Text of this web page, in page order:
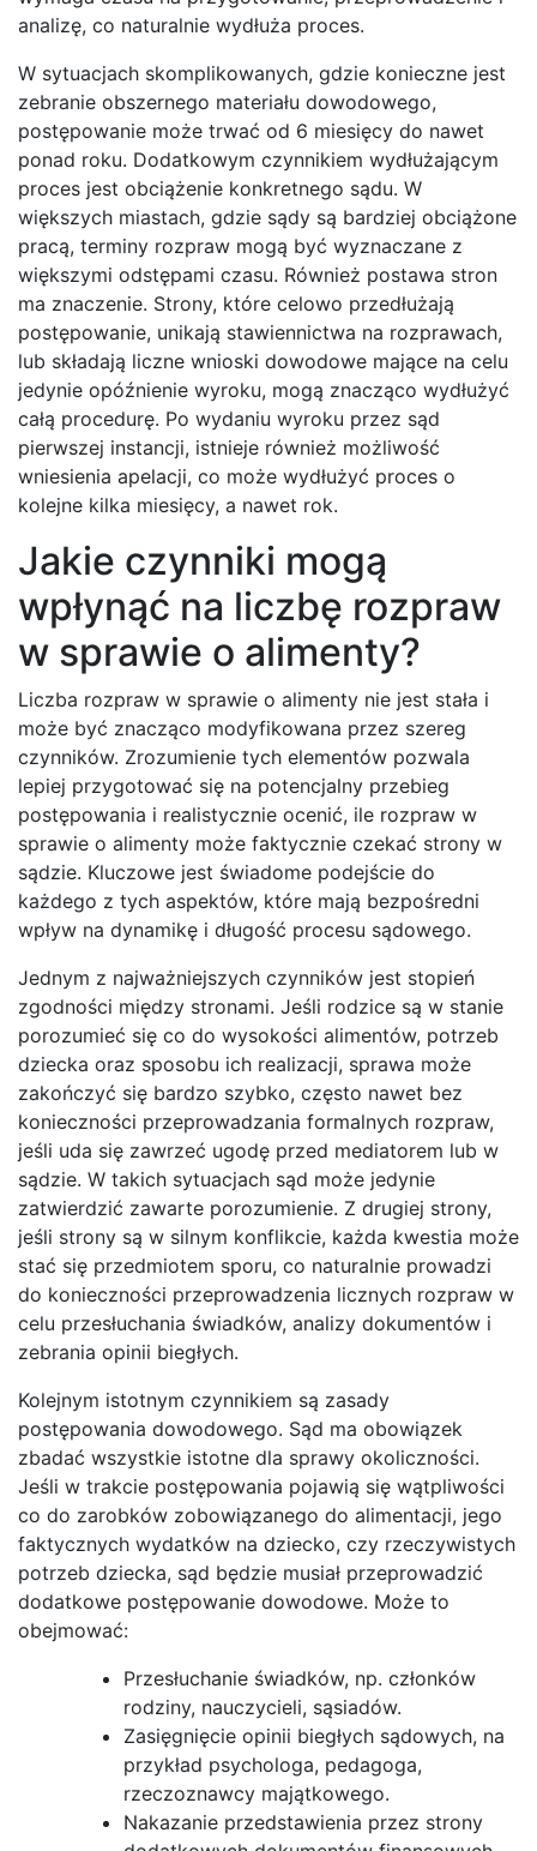
analizę, co naturalnie wydłuża proces.
W sytuacjach skomplikowanych, gdzie konieczne jest
zebranie obszernego materiału dowodowego,
postępowanie może trwać od 6 miesięcy do nawet
ponad roku. Dodatkowym czynnikiem wydłużającym
proces jest obciążenie konkretnego sądu. W
większych miastach, gdzie sądy są bardziej obciążone
pracą, terminy rozpraw mogą być wyznaczane z
większymi odstępami czasu. Również postawa stron
ma znaczenie. Strony, które celowo przedłużają
postępowanie, unikają stawiennictwa na rozprawach,
lub składają liczne wnioski dowodowe mające na celu
jedynie opóźnienie wyroku, mogą znacząco wydłużyć
całą procedurę. Po wydaniu wyroku przez sąd
pierwszej instancji, istnieje również możliwość
wniesienia apelacji, co może wydłużyć proces o
kolejne kilka miesięcy, a nawet rok.
Jakie czynniki mogą
wpłynąć na liczbę rozpraw
w sprawie o alimenty?
Liczba rozpraw w sprawie o alimenty nie jest stała i
może być znacząco modyfikowana przez szereg
czynników. Zrozumienie tych elementów pozwala
lepiej przygotować się na potencjalny przebieg
postępowania i realistycznie ocenić, ile rozpraw w
sprawie o alimenty może faktycznie czekać strony w
sądzie. Kluczowe jest świadome podejście do
każdego z tych aspektów, które mają bezpośredni
wpływ na dynamikę i długość procesu sądowego.
Jednym z najważniejszych czynników jest stopień
zgodności między stronami. Jeśli rodzice są w stanie
porozumieć się co do wysokości alimentów, potrzeb
dziecka oraz sposobu ich realizacji, sprawa może
zakończyć się bardzo szybko, często nawet bez
konieczności przeprowadzania formalnych rozpraw,
jeśli uda się zawrzeć ugodę przed mediatorem lub w
sądzie. W takich sytuacjach sąd może jedynie
zatwierdzić zawarte porozumienie. Z drugiej strony,
jeśli strony są w silnym konflikcie, każda kwestia może
stać się przedmiotem sporu, co naturalnie prowadzi
do konieczności przeprowadzenia licznych rozpraw w
celu przesłuchania świadków, analizy dokumentów i
zebrania opinii biegłych.
Kolejnym istotnym czynnikiem są zasady
postępowania dowodowego. Sąd ma obowiązek
zbadać wszystkie istotne dla sprawy okoliczności.
Jeśli w trakcie postępowania pojawią się wątpliwości
co do zarobków zobowiązanego do alimentacji, jego
faktycznych wydatków na dziecko, czy rzeczywistych
potrzeb dziecka, sąd będzie musiał przeprowadzić
dodatkowe postępowanie dowodowe. Może to
obejmować:
Przesłuchanie świadków, np. członków
rodziny, nauczycieli, sąsiadów.
Zasięgnięcie opinii biegłych sądowych, na
przykład psychologa, pedagoga,
rzeczoznawcy majątkowego.
Nakazanie przedstawienia przez strony